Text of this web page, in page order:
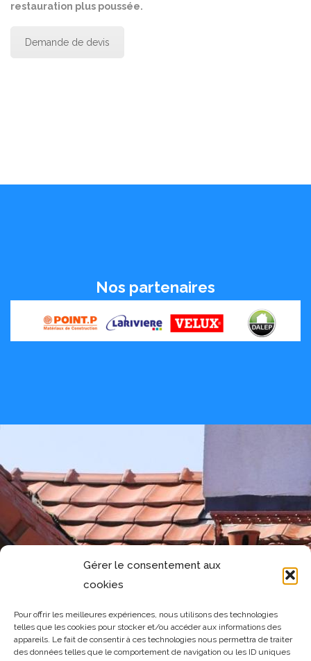
Gérer le consentement aux
cookies
Pour offrir les meilleures expériences, nous utilisons des technologies
telles que les cookies pour stocker et/ou accéder aux informations des
appareils. Le fait de consentir à ces technologies nous permettra de traiter
des données telles que le comportement de navigation ou les ID uniques
restauration plus poussée.
Demande de devis
Nos partenaires